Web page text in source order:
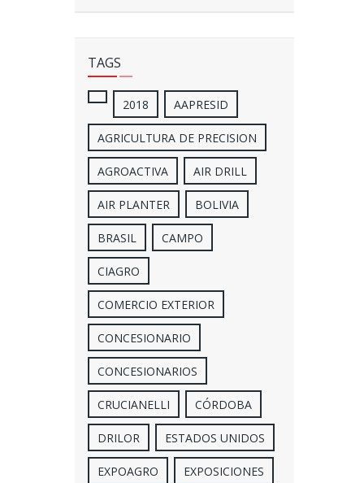
TAGS
2018 AAPRESID
AGRICULTURA DE PRECISION
AGROACTIVA AIR DRILL
AIR PLANTER BOLIVIA
BRASIL CAMPO
CIAGRO
COMERCIO EXTERIOR
CONCESIONARIO
CONCESIONARIOS
CRUCIANELLI CÓRDOBA
DRILOR ESTADOS UNIDOS
EXPOAGRO EXPOSICIONES